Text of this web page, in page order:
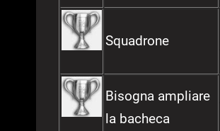
Squadrone
Bisogna ampliare
la bacheca